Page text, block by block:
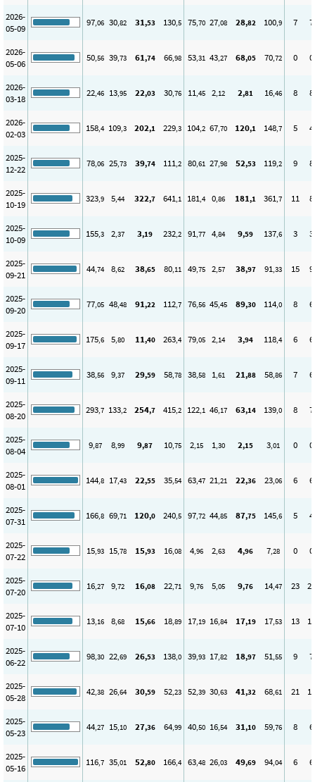
2026-
05-09
97,06 30,82 31,53 130,5 75,70 27,08 28,82 100,9 7 7
2026-
05-06
50,56 39,73 61,74 66,98 53,31 43,27 68,05 70,72 0 0
2026-
03-18
22,46 13,95 22,03 30,76 11,45 2,12 2,81 16,46 8 8
2026-
02-03
158,4 109,3 202,1 229,3 104,2 67,70 120,1 148,7 5 4
2025-
12-22
78,06 25,73 39,74 111,2 80,61 27,98 52,53 119,2 9 8
2025-
10-19
323,9 5,44 322,7 641,1 181,4 0,86 181,1 361,7 11 8
2025-
10-09
155,3 2,37 3,19 232,2 91,77 4,84 9,59 137,6 3 3
2025-
09-21
44,74 8,62 38,65 80,11 49,75 2,57 38,97 91,33 15 9
2025-
09-20
77,05 48,48 91,22 112,7 76,56 45,45 89,30 114,0 8 6
2025-
09-17
175,6 5,80 11,40 263,4 79,05 2,14 3,94 118,4 6 6
2025-
09-11
38,56 9,37 29,59 58,78 38,58 1,61 21,88 58,86 7 6
2025-
08-20
293,7 133,2 254,7 415,2 122,1 46,17 63,14 139,0 8 7
2025-
08-04
9,87 8,99 9,87 10,75 2,15 1,30 2,15 3,01 0 0
2025-
08-01
144,8 17,43 22,55 35,54 63,47 21,21 22,36 23,06 6 6
2025-
07-31
166,8 69,71 120,0 240,5 97,72 44,85 87,75 145,6 5 4
2025-
07-22
15,93 15,78 15,93 16,08 4,96 2,63 4,96 7,28 0 0
2025-
07-20
16,27 9,72 16,08 22,71 9,76 5,05 9,76 14,47 23 23
2025-
07-10
13,16 8,68 15,66 18,89 17,19 16,84 17,19 17,53 13 13
2025-
06-22
98,30 22,69 26,53 138,0 39,93 17,82 18,97 51,55 9 7
2025-
05-28
42,38 26,64 30,59 52,23 52,39 30,63 41,32 68,61 21 19
2025-
05-23
44,27 15,10 27,36 64,99 40,50 16,54 31,10 59,76 8 6
2025-
05-16
116,7 35,01 52,80 166,4 63,48 26,03 49,69 94,04 6 6